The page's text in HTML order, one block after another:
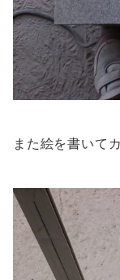
また絵を書いて